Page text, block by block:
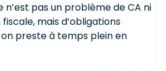
pas un problème de CA ni
mais d’obligations
preste à temps plein en